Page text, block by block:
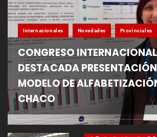
Internacionales Novedades Provinciales
CONGRESO
DESTACADA
MODELO DE
CHACO